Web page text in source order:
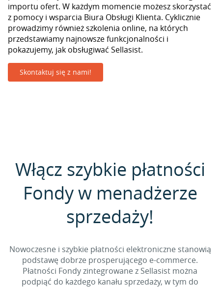
importu ofert. W każdym momencie możesz skorzystać
z pomocy i wsparcia Biura Obsługi Klienta. Cyklicznie
prowadzimy również szkolenia online, na których
przedstawiamy najnowsze funkcjonalności i
pokazujemy, jak obsługiwać Sellasist.
Skontaktuj się z nami!
Włącz szybkie płatności
Fondy w menadżerze
sprzedaży!
Nowoczesne i szybkie płatności elektroniczne stanowią
podstawę dobrze prosperującego e-commerce.
Płatności Fondy zintegrowane z Sellasist można
podpiąć do każdego kanału sprzedaży, w tym do